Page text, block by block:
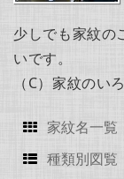
少しでも家紋の
いです。
（C）家紋の
家紋名一覧
種類別図覧